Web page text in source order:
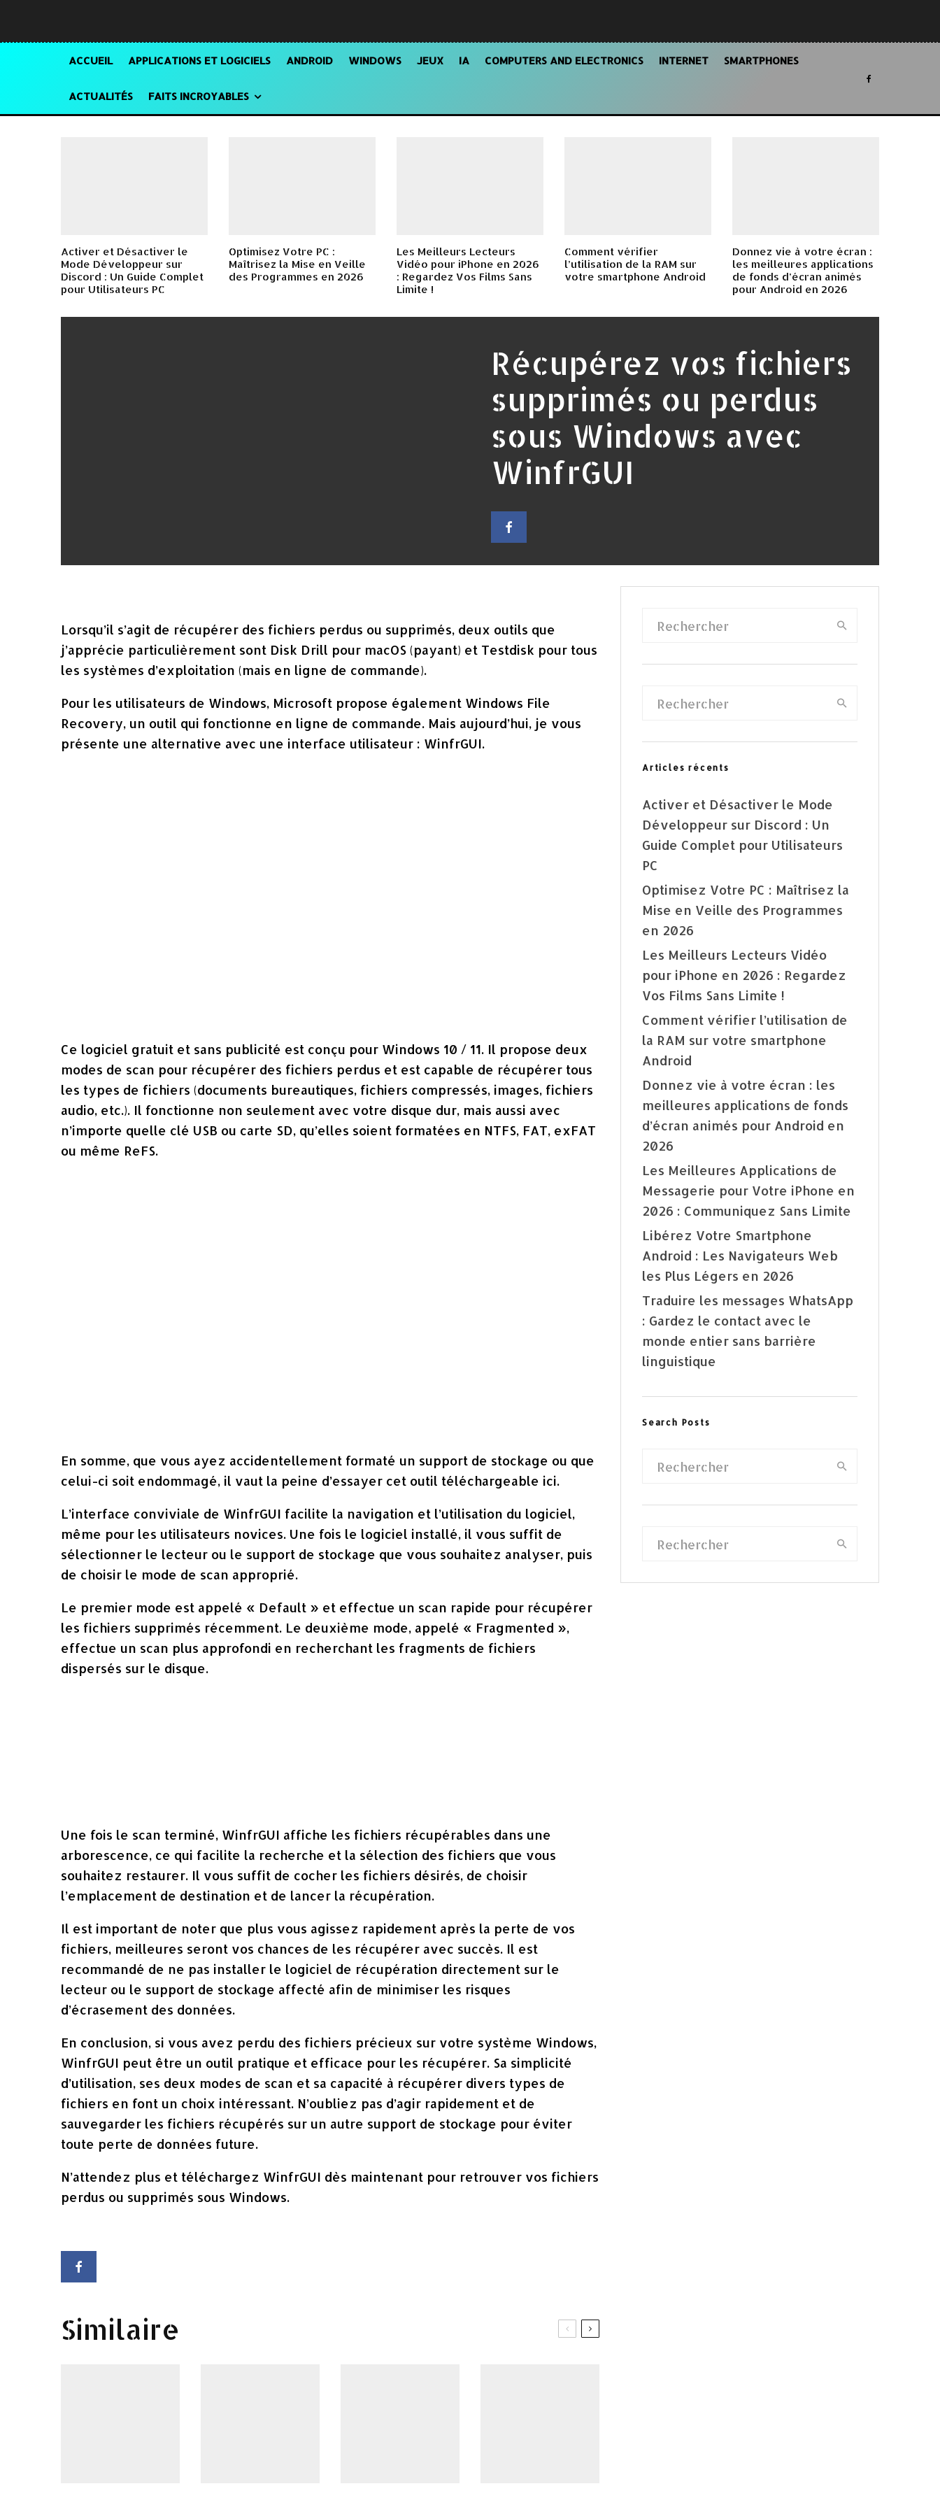
ACCUEIL APPLICATIONS ET LOGICIELS ANDROID WINDOWS JEUX IA COMPUTERS AND ELECTRONICS INTERNET SMARTPHONES
ACTUALITÉS FAITS INCROYABLES
Activer et Désactiver le
Mode Développeur sur
Discord : Un Guide Complet
pour Utilisateurs PC
Optimisez Votre PC :
Maîtrisez la Mise en Veille
des Programmes en 2026
Les Meilleurs Lecteurs
Vidéo pour iPhone en 2026
: Regardez Vos Films Sans
Limite !
Comment vérifier
l’utilisation de la RAM sur
votre smartphone Android
Donnez vie à votre écran :
les meilleures applications
de fonds d’écran animés
pour Android en 2026
Récupérez vos fichiers
supprimés ou perdus
sous Windows avec
WinfrGUI
Lorsqu’il s’agit de récupérer des fichiers perdus ou supprimés, deux outils que
j’apprécie particulièrement sont Disk Drill pour macOS (payant) et Testdisk pour tous
les systèmes d’exploitation (mais en ligne de commande).
Pour les utilisateurs de Windows, Microsoft propose également Windows File
Recovery, un outil qui fonctionne en ligne de commande. Mais aujourd’hui, je vous
présente une alternative avec une interface utilisateur : WinfrGUI.
Ce logiciel gratuit et sans publicité est conçu pour Windows 10 / 11. Il propose deux
modes de scan pour récupérer des fichiers perdus et est capable de récupérer tous
les types de fichiers (documents bureautiques, fichiers compressés, images, fichiers
audio, etc.). Il fonctionne non seulement avec votre disque dur, mais aussi avec
n’importe quelle clé USB ou carte SD, qu’elles soient formatées en NTFS, FAT, exFAT
ou même ReFS.
En somme, que vous ayez accidentellement formaté un support de stockage ou que
celui-ci soit endommagé, il vaut la peine d’essayer cet outil téléchargeable ici.
L’interface conviviale de WinfrGUI facilite la navigation et l’utilisation du logiciel,
même pour les utilisateurs novices. Une fois le logiciel installé, il vous suffit de
sélectionner le lecteur ou le support de stockage que vous souhaitez analyser, puis
de choisir le mode de scan approprié.
Le premier mode est appelé « Default » et effectue un scan rapide pour récupérer
les fichiers supprimés récemment. Le deuxième mode, appelé « Fragmented »,
effectue un scan plus approfondi en recherchant les fragments de fichiers
dispersés sur le disque.
Une fois le scan terminé, WinfrGUI affiche les fichiers récupérables dans une
arborescence, ce qui facilite la recherche et la sélection des fichiers que vous
souhaitez restaurer. Il vous suffit de cocher les fichiers désirés, de choisir
l’emplacement de destination et de lancer la récupération.
Il est important de noter que plus vous agissez rapidement après la perte de vos
fichiers, meilleures seront vos chances de les récupérer avec succès. Il est
recommandé de ne pas installer le logiciel de récupération directement sur le
lecteur ou le support de stockage affecté afin de minimiser les risques
d’écrasement des données.
En conclusion, si vous avez perdu des fichiers précieux sur votre système Windows,
WinfrGUI peut être un outil pratique et efficace pour les récupérer. Sa simplicité
d’utilisation, ses deux modes de scan et sa capacité à récupérer divers types de
fichiers en font un choix intéressant. N’oubliez pas d’agir rapidement et de
sauvegarder les fichiers récupérés sur un autre support de stockage pour éviter
toute perte de données future.
N’attendez plus et téléchargez WinfrGUI dès maintenant pour retrouver vos fichiers
perdus ou supprimés sous Windows.
Similaire
Articles récents
Activer et Désactiver le Mode
Développeur sur Discord : Un
Guide Complet pour Utilisateurs
PC
Optimisez Votre PC : Maîtrisez la
Mise en Veille des Programmes
en 2026
Les Meilleurs Lecteurs Vidéo
pour iPhone en 2026 : Regardez
Vos Films Sans Limite !
Comment vérifier l’utilisation de
la RAM sur votre smartphone
Android
Donnez vie à votre écran : les
meilleures applications de fonds
d’écran animés pour Android en
2026
Les Meilleures Applications de
Messagerie pour Votre iPhone en
2026 : Communiquez Sans Limite
Libérez Votre Smartphone
Android : Les Navigateurs Web
les Plus Légers en 2026
Traduire les messages WhatsApp
: Gardez le contact avec le
monde entier sans barrière
linguistique
Search Posts